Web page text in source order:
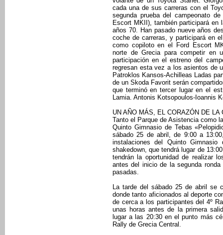
cada una de sus carreras con el
segunda prueba del campeonato
Escort MKII), también participará
años 70. Han pasado nueve años
coche de carreras, y participará en
como copiloto en el Ford Escort
norte de Grecia para competir en
participación en el estreno del
regresan esta vez a los asientos de
Patroklos Kansos-Achilleas Ladas
de un Skoda Favorit serán
que terminó en tercer lugar en el
Lamia. Antonis Kotsopoulos-Ioannis
UN AÑO MÁS, EL CORAZÓN DE
Tanto el Parque de Asistencia como
Quinto Gimnasio de Tebas
sábado 25 de abril, de 9:00 a
instalaciones del Quinto Gimnasio
shakedown, que tendrá lugar de
tendrán la oportunidad de realizar
antes del inicio de la segunda
pasadas.
La tarde del sábado 25 de abril se
donde tanto aficionados al deporte
de cerca a los participantes del 4º
unas horas antes de la primera
lugar a las 20:30 en el punto más
Rally de Grecia Central.